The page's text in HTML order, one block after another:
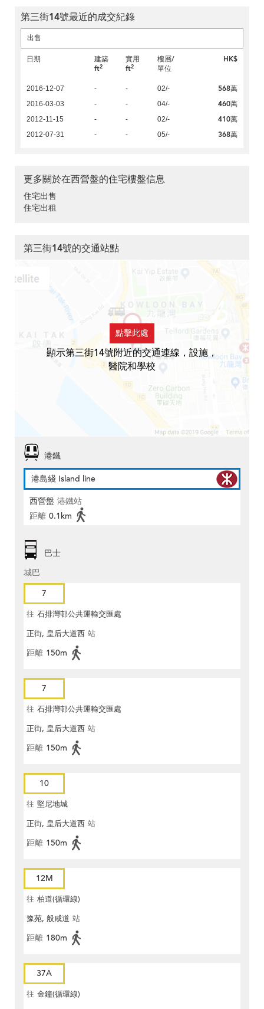
第三街14號最近的成交紀錄
出售
日期
建築
ft2
實用
ft2
樓層/
單位
HK$
2016-12-07 - - 02/- 568萬
2016-03-03 - - 04/- 460萬
2012-11-15 - - 02/- 410萬
2012-07-31 - - 05/- 368萬
更多關於在西營盤的住宅樓盤信息
住宅出售
住宅出租
第三街14號的交通站點
點擊此處
顯示第三街14號附近的交通連線，設施，
醫院和學校
港鐵
港島綫 Island line
西營盤 港鐵站
距離 0.1km
巴士
城巴
7
往 石排灣邨公共運輸交匯處
正街, 皇后大道西 站
距離 150m
7
往 石排灣邨公共運輸交匯處
正街, 皇后大道西 站
距離 150m
10
往 堅尼地城
正街, 皇后大道西 站
距離 150m
12M
往 柏道(循環線)
豫苑, 般咸道 站
距離 180m
37A
往 金鐘(循環線)